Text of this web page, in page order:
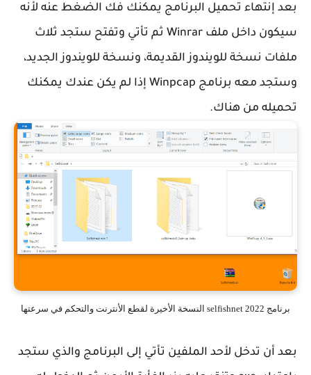
بعد إنتهاء تحميل البرنامج يمكنك فك الضغط عنه لأنه
سيكون داخل ملف Winrar ثم تأتي وتفتح ستجد ثلاث
ملفات نسخة للويندوز القديمة، ونسخة للويندوز الجديد،
وستجد معه برنامج Winpcap إذا لم يكن عندك يمكنك
تحميله من هناك.
برنامج selfishnet 2022 النسخة الأخيرة لقطع الأنترنت والتحكم في سرعتها
بعد أن تدخل لأحد الملفين تأتي إلى البرنامج والذي ستجد